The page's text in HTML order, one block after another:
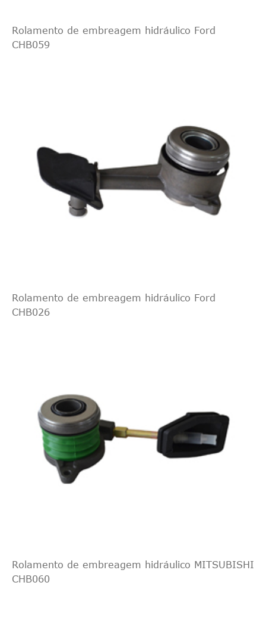
Rolamento de embreagem hidráulico Ford
CHB059
Rolamento de embreagem hidráulico Ford
CHB026
Rolamento de embreagem hidráulico MITSUBISHI
CHB060